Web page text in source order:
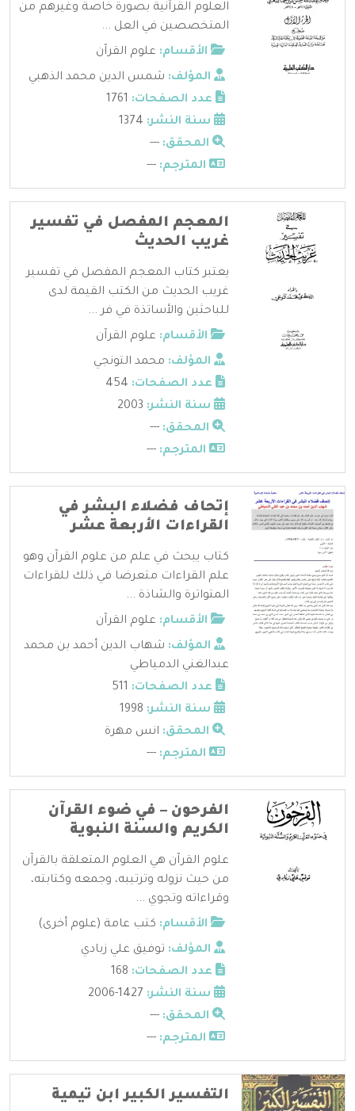
العلوم القرآنية بصورة خاصة وغيرهم من
المتخصصين في العل ...
الأقسام: علوم القرآن
المؤلف: شمس الدين محمد الذهبي
عدد الصفحات:
سنة النشر:
المحقق: ---
المترجم: ---
المعجم المفصل في تفسير
غريب الحديث
يعتبر كتاب المعجم المفصل في تفسير
غريب الحديث من الكتب القيمة لدى
للباحثين والأساتذة في فر ...
الأقسام: علوم القرآن
المؤلف: محمد التونجي
عدد الصفحات:
سنة النشر:
المحقق: ---
المترجم: ---
إتحاف فضلاء البشر في
القراءات الأربعة عشر
كتاب يبحث في علم من علوم القرآن وهو
علم القراءات متعرضا في ذلك للقراءات
المتواترة والشاذة ...
الأقسام: علوم القرآن
المؤلف: شهاب الدين أحمد بن محمد
عبدالغني الدمياطي
عدد الصفحات:
سنة النشر:
المحقق: انس مهرة
المترجم: ---
الفرحون – في ضوء القرآن
الكريم والسنة النبوية
علوم القرآن هي العلوم المتعلقة بالقرآن
من حيث نزوله وترتيبه، وجمعه وكتابته،
وقراءاته وتجوي ...
الأقسام: كتب عامة (علوم أخرى)
المؤلف: توفيق علي زبادي
عدد الصفحات:
سنة النشر:
المحقق: ---
المترجم: ---
التفسير الكبير ابن تيمية